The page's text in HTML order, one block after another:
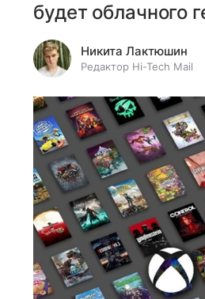
будет облачного
Никита Лактюшин
Редактор Hi-Tech Mail